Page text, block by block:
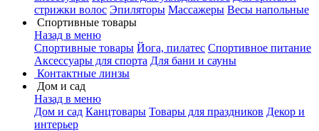
стрижки волос Эпиляторы Массажеры Весы напольные
Спортивные товары
Назад в меню
Спортивные товары Йога, пилатес Спортивное питание
Аксессуары для спорта Для бани и сауны
Контактные линзы
Дом и сад
Назад в меню
Дом и сад Канцтовары Товары для праздников Декор и
интерьер